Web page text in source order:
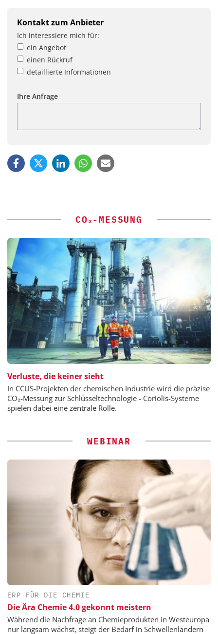
Kontakt zum Anbieter
Ich interessiere mich für:
ein Angebot
einen Rückruf
detaillierte Informationen
Ihre Anfrage
CO₂-MESSUNG
Verluste, die keiner sieht
In CCUS-Projekten der chemischen Industrie wird die präzise
CO₂-Messung zur Schlüsseltechnologie - Coriolis-Systeme
spielen dabei eine zentrale Rolle.
WEBINAR
ERP FÜR DIE CHEMIE
Die Ära Chemie 4.0 gekonnt meistern
Während die Nachfrage an Chemieprodukten in Westeuropa
nur langsam wächst, steigt der Bedarf in Schwellenländern